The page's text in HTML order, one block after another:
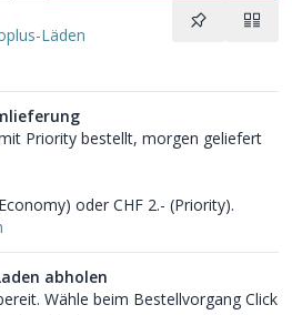
Läden
Priority bestellt, morgen geliefert
oder CHF 2.- (Priority).
abholen
Wähle beim Bestellvorgang Click